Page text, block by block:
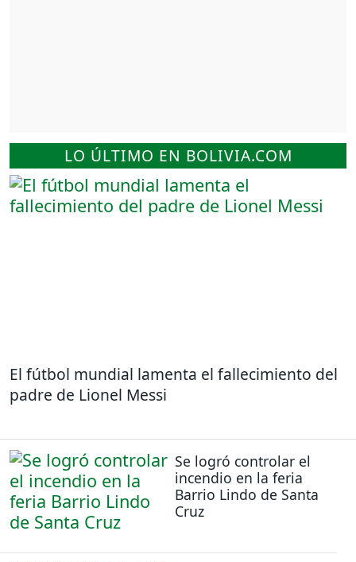
LO ÚLTIMO EN BOLIVIA.COM
El fútbol mundial lamenta el fallecimiento del
padre de Lionel Messi
Se logró controlar el
incendio en la feria
Barrio Lindo de Santa
Cruz